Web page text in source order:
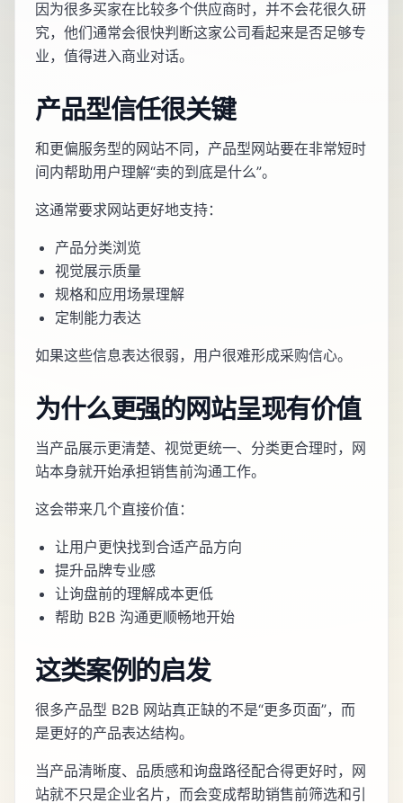
因为很多买家在比较多个供应商时，并不会花很久研
究，他们通常会很快判断这家公司看起来是否足够专
业，值得进入商业对话。
产品型信任很关键
和更偏服务型的网站不同，产品型网站要在非常短时
间内帮助用户理解“卖的到底是什么”。
这通常要求网站更好地支持：
产品分类浏览
视觉展示质量
规格和应用场景理解
定制能力表达
如果这些信息表达很弱，用户很难形成采购信心。
为什么更强的网站呈现有价值
当产品展示更清楚、视觉更统一、分类更合理时，网
站本身就开始承担销售前沟通工作。
这会带来几个直接价值：
让用户更快找到合适产品方向
提升品牌专业感
让询盘前的理解成本更低
帮助 B2B 沟通更顺畅地开始
这类案例的启发
很多产品型 B2B 网站真正缺的不是“更多页面”，而
是更好的产品表达结构。
当产品清晰度、品质感和询盘路径配合得更好时，网
站就不只是企业名片，而会变成帮助销售前筛选和引